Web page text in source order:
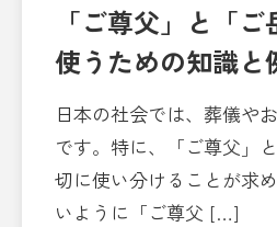
「ご尊父」と「
使うための知識と
日本の社会では、葬儀や
です。特に、「ご尊父」
切に使い分けることが求
いように「ご尊父 […]